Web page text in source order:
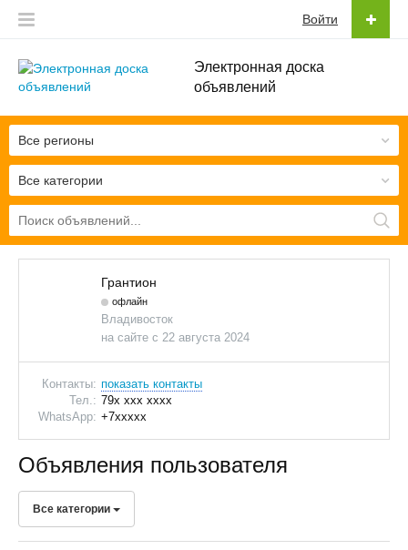
Электронная доска
объявлений
Войти
Все категории
Все регионы
Грантион
офлайн
Владивосток
на сайте с 22 августа 2024
Контакты: показать контакты
Тел.: 79x xxx xxxx
WhatsApp: +7xxxxx
Объявления пользователя
Все категории